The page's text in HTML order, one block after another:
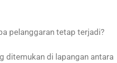
pelanggaran tetap terjadi?
ditemukan di lapangan antara